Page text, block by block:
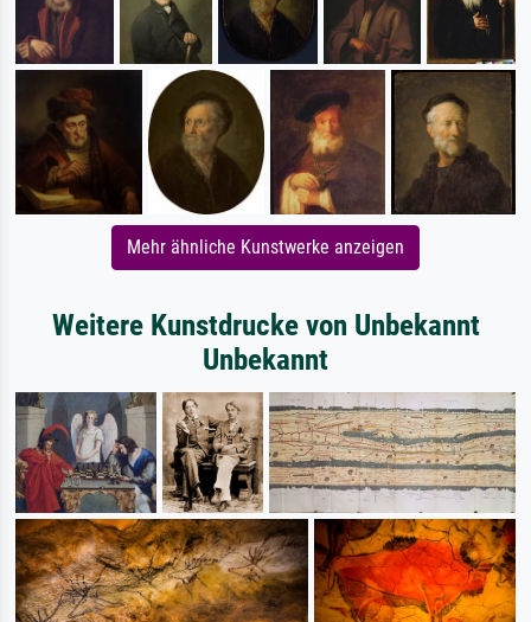
Mehr ähnliche Kunstwerke anzeigen
Weitere Kunstdrucke von Unbekannt
Unbekannt